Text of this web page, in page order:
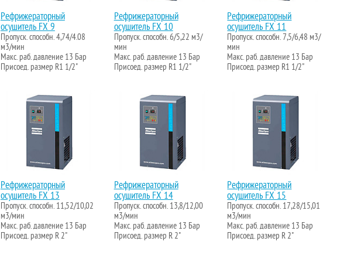
Рефрижераторный
осушитель FX 9
Пропуск. способн. 4,74/4.08
м3/мин
Макс. раб. давление 13 Бар
Присоед. размер R1 1/2"
Рефрижераторный
осушитель FX 10
Пропуск. способн. 6/5,22 м3/
мин
Макс. раб. давление 13 Бар
Присоед. размер R1 1/2"
Рефрижераторный
осушитель FX 11
Пропуск. способн. 7,5/6,48 м3/
мин
Макс. раб. давление 13 Бар
Присоед. размер R1 1/2"
Рефрижераторный
осушитель FX 13
Пропуск. способн. 11,52/10,02
м3/мин
Макс. раб. давление 13 Бар
Присоед. размер R 2"
Рефрижераторный
осушитель FX 14
Пропуск. способн. 13,8/12,00
м3/мин
Макс. раб. давление 13 Бар
Присоед. размер R 2"
Рефрижераторный
осушитель FX 15
Пропуск. способн. 17,28/15,01
м3/мин
Макс. раб. давление 13 Бар
Присоед. размер R 2"